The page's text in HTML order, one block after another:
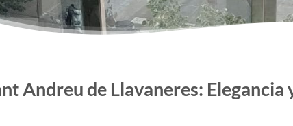
Andreu de Llavaneres: Elegancia